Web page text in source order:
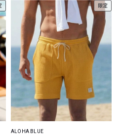
限定
ALOHA BLUE